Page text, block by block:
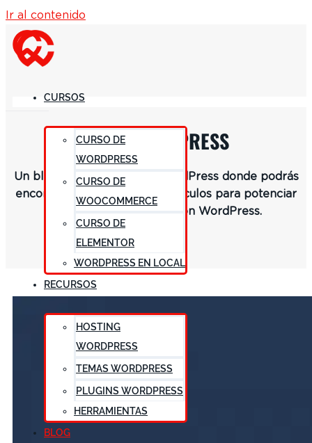
Ir al contenido
CURSOS
CURSO DE
WORDPRESS
CURSO DE
WOOCOMMERCE
CURSO DE
ELEMENTOR
WORDPRESS EN LOCAL
RECURSOS
HOSTING
WORDPRESS
TEMAS WORDPRESS
PLUGINS WORDPRESS
HERRAMIENTAS
BLOG
BLOG WORDPRESS
Un blog especializado en WordPress donde podrás
encontrar una variedad de artículos para potenciar
y mejorar tu proyecto con WordPress.